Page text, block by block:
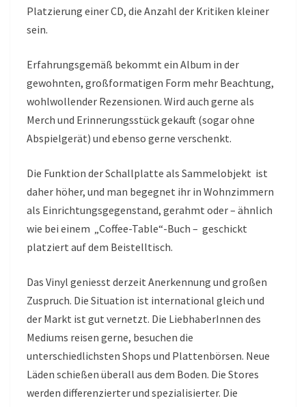
Platzierung einer CD, die Anzahl der Kritiken kleiner
sein.
Erfahrungsgemäß bekommt ein Album in der
gewohnten, großformatigen Form mehr Beachtung,
wohlwollender Rezensionen. Wird auch gerne als
Merch und Erinnerungsstück gekauft (sogar ohne
Abspielgerät) und ebenso gerne verschenkt.
Die Funktion der Schallplatte als Sammelobjekt ist
daher höher, und man begegnet ihr in Wohnzimmern
als Einrichtungsgegenstand, gerahmt oder – ähnlich
wie bei einem „Coffee-Table“-Buch – geschickt
platziert auf dem Beistelltisch.
Das Vinyl geniesst derzeit Anerkennung und großen
Zuspruch. Die Situation ist international gleich und
der Markt ist gut vernetzt. Die LiebhaberInnen des
Mediums reisen gerne, besuchen die
unterschiedlichsten Shops und Plattenbörsen. Neue
Läden schießen überall aus dem Boden. Die Stores
werden differenzierter und spezialisierter. Die